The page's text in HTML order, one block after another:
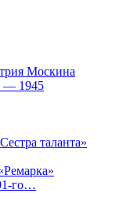
Москина
— 1945
таланта»
го…